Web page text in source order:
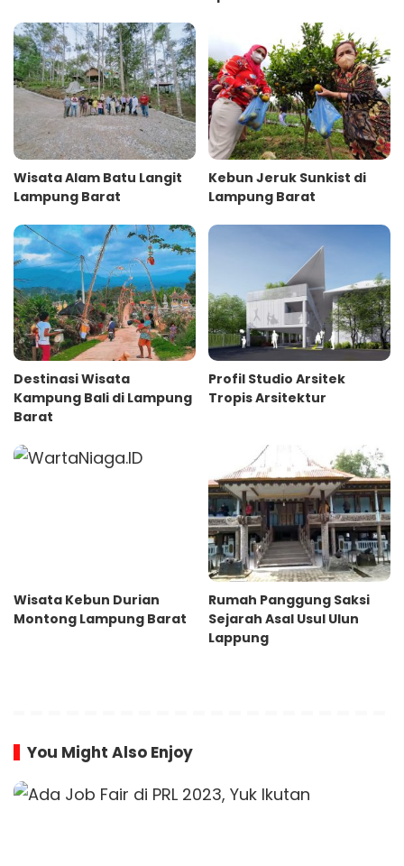
Wisata Alam Batu Langit
Lampung Barat
Kebun Jeruk Sunkist di
Lampung Barat
Destinasi Wisata
Kampung Bali di Lampung
Barat
Profil Studio Arsitek
Tropis Arsitektur
Wisata Kebun Durian
Montong Lampung Barat
Rumah Panggung Saksi
Sejarah Asal Usul Ulun
Lappung
You Might Also Enjoy